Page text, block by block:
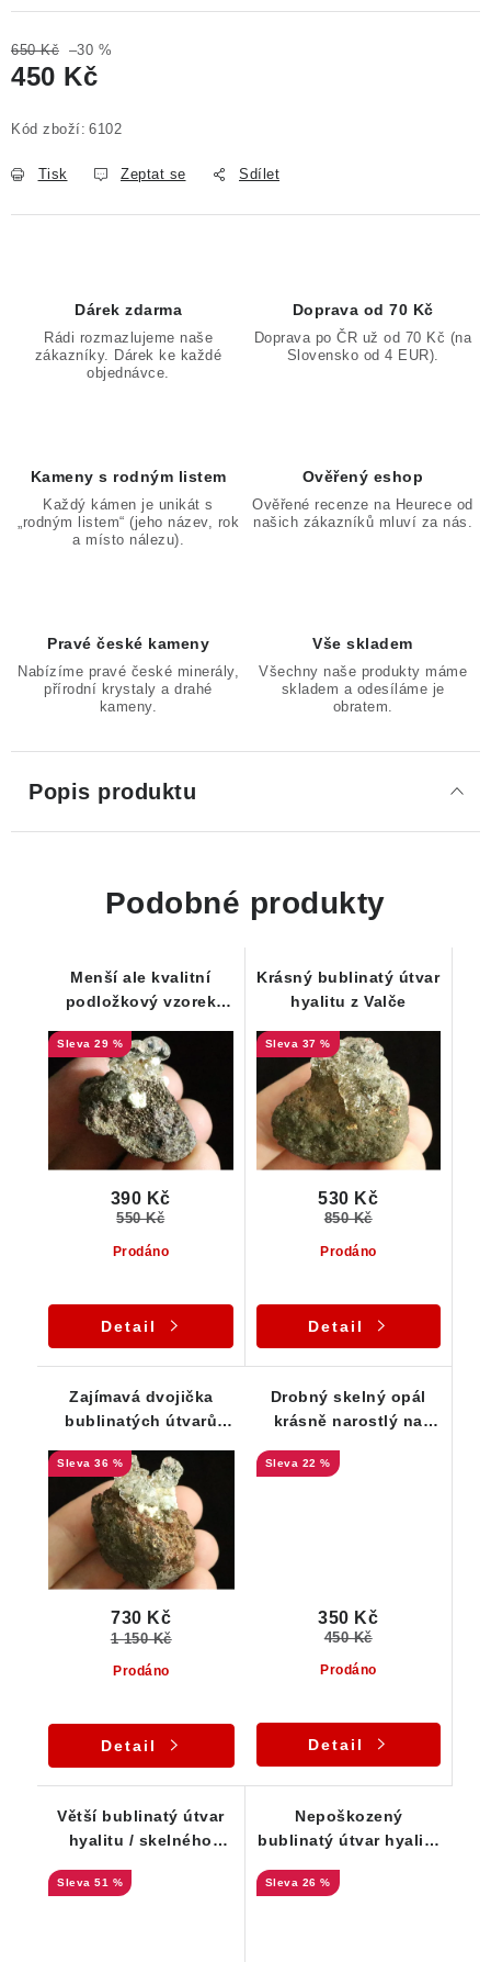
650 Kč –30 %
450 Kč
Kód zboží: 6102
Tisk Zeptat se Sdílet
Dárek zdarma
Rádi rozmazlujeme naše
zákazníky. Dárek ke každé
objednávce.
Doprava od 70 Kč
Doprava po ČR už od 70 Kč (na
Slovensko od 4 EUR).
Kameny s rodným listem
Každý kámen je unikát s
„rodným listem“ (jeho název, rok
a místo nálezu).
Ověřený eshop
Ověřené recenze na Heurece od
našich zákazníků mluví za nás.
Pravé české kameny
Nabízíme pravé české minerály,
přírodní krystaly a drahé
kameny.
Vše skladem
Všechny naše produkty máme
skladem a odesíláme je
obratem.
Popis produktu
Podobné produkty
Menší ale kvalitní
podložkový vzorek
29 %
Prodáno
390 Kč
550 Kč
Detail
Krásný bublinatý útvar
hyalitu z Valče
37 %
Prodáno
530 Kč
850 Kč
Detail
Zajímavá dvojička
bublinatých útvarů
opálu
36 %
Prodáno
730 Kč
1 150 Kč
Detail
Drobný skelný opál
krásně narostlý na
hornině
22 %
Prodáno
350 Kč
450 Kč
Detail
Větší bublinatý útvar
hyalitu / skelného
51 %
Nepoškozený
bublinatý útvar hyalitu
Valeč
26 %